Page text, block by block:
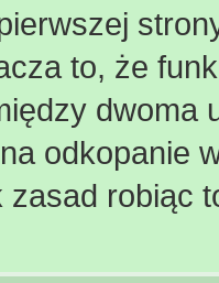
to, że
dwoma
odkopanie
zasad robiąc